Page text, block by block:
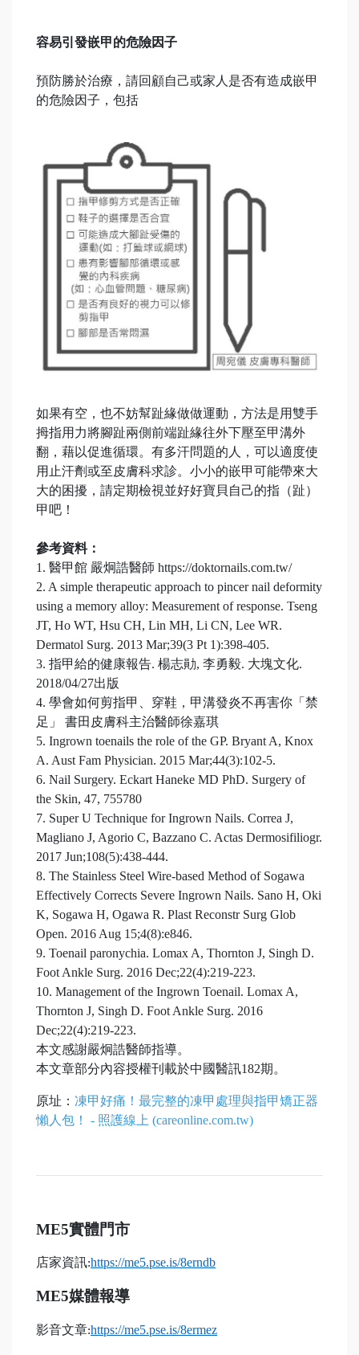
容易引發嵌甲的危險因子
預防勝於治療，請回顧自己或家人是否有造成嵌甲
的危險因子，包括
如果有空，也不妨幫趾緣做做運動，方法是用雙手
拇指用力將腳趾兩側前端趾緣往外下壓至甲溝外
翻，藉以促進循環。有多汗問題的人，可以適度使
用止汗劑或至皮膚科求診。小小的嵌甲可能帶來大
大的困擾，請定期檢視並好好寶貝自己的指（趾）
甲吧！
參考資料：
1. 醫甲館 嚴炯誥醫師 https://doktornails.com.tw/
2. A simple therapeutic approach to pincer nail deformity
using a memory alloy: Measurement of response. Tseng
JT, Ho WT, Hsu CH, Lin MH, Li CN, Lee WR.
Dermatol Surg. 2013 Mar;39(3 Pt 1):398-405.
3. 指甲給的健康報告. 楊志勛, 李勇毅. 大塊文化.
2018/04/27出版
4. 學會如何剪指甲、穿鞋，甲溝發炎不再害你「禁
足」 書田皮膚科主治醫師徐嘉琪
5. Ingrown toenails the role of the GP. Bryant A, Knox
A. Aust Fam Physician. 2015 Mar;44(3):102-5.
6. Nail Surgery. Eckart Haneke MD PhD. Surgery of
the Skin, 47, 755­780
7. Super U Technique for Ingrown Nails. Correa J,
Magliano J, Agorio C, Bazzano C. Actas Dermosifiliogr.
2017 Jun;108(5):438-444.
8. The Stainless Steel Wire-based Method of Sogawa
Effectively Corrects Severe Ingrown Nails. Sano H, Oki
K, Sogawa H, Ogawa R. Plast Reconstr Surg Glob
Open. 2016 Aug 15;4(8):e846.
9. Toenail paronychia. Lomax A, Thornton J, Singh D.
Foot Ankle Surg. 2016 Dec;22(4):219-223.
10. Management of the Ingrown Toenail. Lomax A,
Thornton J, Singh D. Foot Ankle Surg. 2016
Dec;22(4):219-223.
本文感謝嚴炯誥醫師指導。
本文章部分內容授權刊載於中國醫訊182期。
原址： 凍甲好痛！最完整的凍甲處理與指甲矯正器
懶人包！ - 照護線上 (careonline.com.tw)
ME5實體門市
店家資訊:https://me5.pse.is/8erndb
ME5媒體報導
影音文章:https://me5.pse.is/8ermez